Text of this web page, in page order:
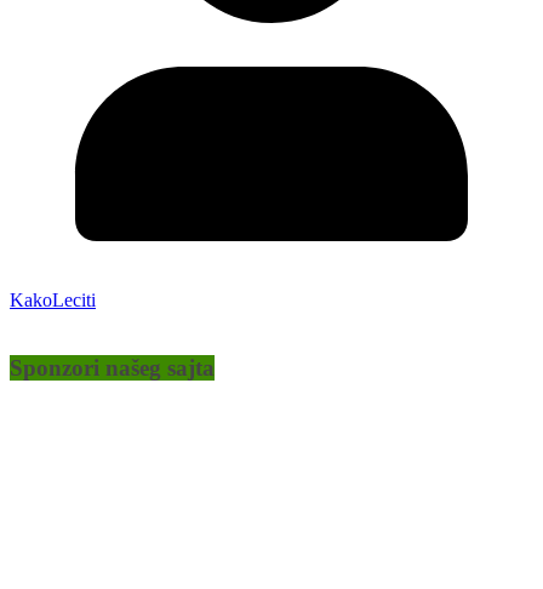
KakoLeciti
Sponzori našeg sajta